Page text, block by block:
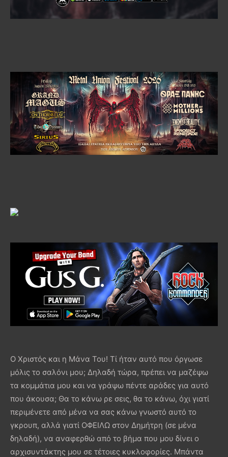
Ο Χριστός και η Μάνα Του! Τί ήταν αυτό που όργωσε
μόλις το σαλόνι μου; Δηλαδή τώρα, πρέπει να μαζέψω
τα κομμάτια μου και να γράψω πέντε αράδες για αυτό
που άκουσα; Θα το κάνω ρε σεις, θα το κάνω, όχι γιατί
περιμένετε από μένα να σας κάνω γνωστό αυτό το
γκρουπ, αλλά γιατί ΟΦΕΙΛΩ στον Δημήτρη (σε μένα
δηλαδή), να αναφερθώ από το βήμα που μου δίνει ο
αρχισυντάκτης μου σε τέτοιες κυκλοφορίες. Μπάντα